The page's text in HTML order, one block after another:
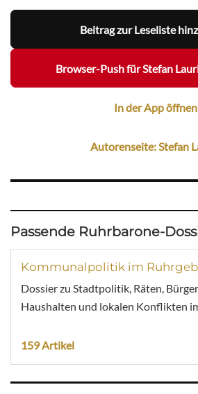
Beitrag zur Leseliste
Browser-Push für Stefan
In der App öffnen
Autorenseite: Stefan
Passende Ruhrbarone-
Kommunalpolitik im
Dossier zu Stadtpolitik, Räten,
Haushalten und lokalen Konflikten
159 Artikel